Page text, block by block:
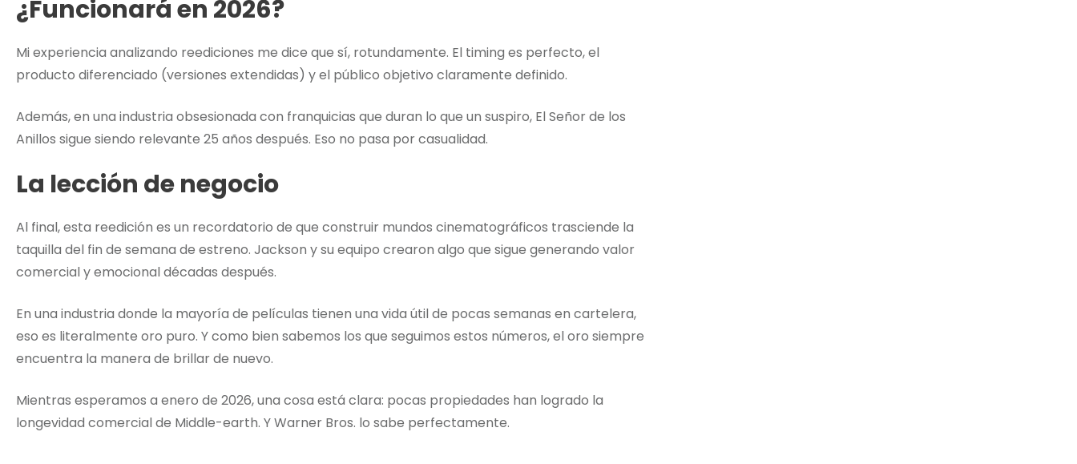
¿Funcionará en 2026?
Mi experiencia analizando reediciones me dice que sí, rotundamente. El timing es perfecto, el
producto diferenciado (versiones extendidas) y el público objetivo claramente definido.
Además, en una industria obsesionada con franquicias que duran lo que un suspiro, El Señor de los
Anillos sigue siendo relevante 25 años después. Eso no pasa por casualidad.
La lección de negocio
Al final, esta reedición es un recordatorio de que construir mundos cinematográficos trasciende la
taquilla del fin de semana de estreno. Jackson y su equipo crearon algo que sigue generando valor
comercial y emocional décadas después.
En una industria donde la mayoría de películas tienen una vida útil de pocas semanas en cartelera,
eso es literalmente oro puro. Y como bien sabemos los que seguimos estos números, el oro siempre
encuentra la manera de brillar de nuevo.
Mientras esperamos a enero de 2026, una cosa está clara: pocas propiedades han logrado la
longevidad comercial de Middle-earth. Y Warner Bros. lo sabe perfectamente.